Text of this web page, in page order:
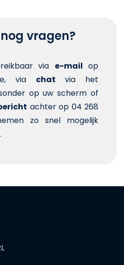
vragen?
via e-mail op
via chat via het
op uw scherm of
achter op 04 268
zo snel mogelijk